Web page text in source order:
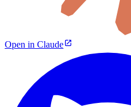
Open in Claude